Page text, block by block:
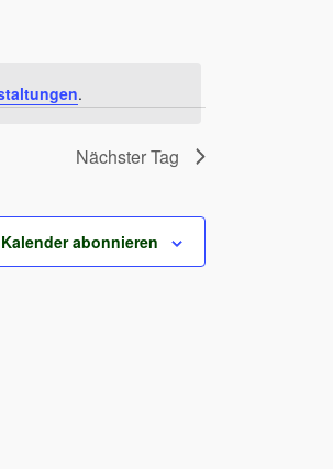
.
Nächster Tag
Kalender abonnieren